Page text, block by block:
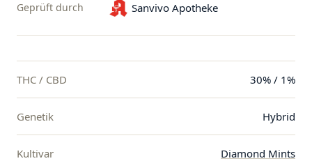
Geprüft durch
Sanvivo Apotheke
THC / CBD 30% / 1%
Genetik Hybrid
Kultivar Diamond Mints